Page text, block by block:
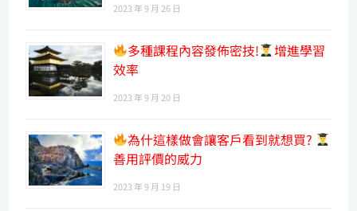
2023 年 9 月 26 日
多種課程內容發佈密技!
增進學習
效率
2023 年 9 月 20 日
為什這樣做會讓客戶看到就想買?
善用評價的威力
2023 年 9 月 19 日